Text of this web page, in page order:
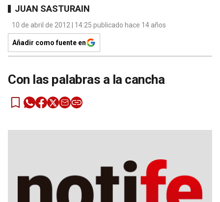
JUAN SASTURAIN
10 de abril de 2012 | 14:25 publicado hace 14 años
Añadir como fuente en
Con las palabras a la cancha